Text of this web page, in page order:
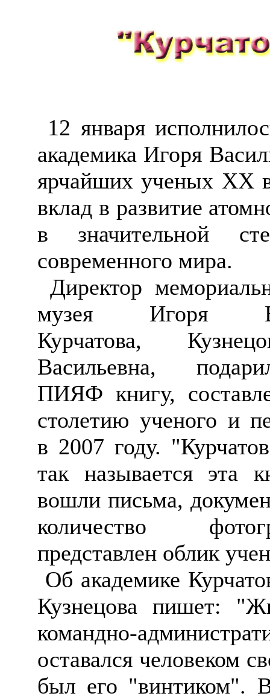
12 января исполн
академика Игоря
ярчайших ученых XX
вклад в развитие
в значительной
современного мира.
Директор
музея Игоря
Курчатова,
Васильевна,
ПИЯФ книгу,
столетию ученого и
в 2007 году.
так называется эта
вошли письма,
количество
представлен облик
Об академике
Кузнецова пишет:
командно-
оставался человеком
был его "винтиком".